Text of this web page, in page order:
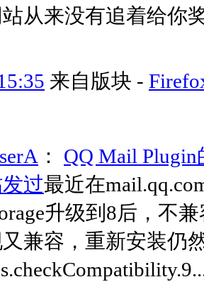
站从来没有追着给
来自版块 -
： QQ Mail
过最近在
升级到8后，不
兼容，重新安装仍